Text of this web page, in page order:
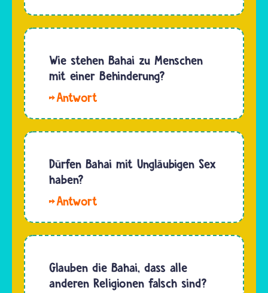
Viele
und
Muslime
sich bei
ihrer
Entscheidung
erste
sexuelle
Begegnung
Wie stehen Bahai zu Menschen
mit einer Behinderung?
Vorstellungen
bedeutet
eine
oder
geistige
Behinderung
eine
Einschränkung…
Dürfen Bahai mit Ungläubigen Sex
haben?
Bahai
frei
entscheiden,
Glauben die Bahai, dass alle
anderen Religionen falsch sind?